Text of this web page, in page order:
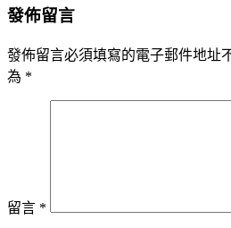
發佈留言
發佈留言必須填寫的電子郵件地址
為 *
留言 *